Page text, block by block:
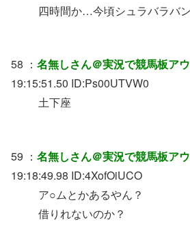
四時間か…今頃シュラバラバ
58 ： 名無しさん＠実況で競馬板ア
19:15:51.50 ID:Ps00UTVW0
土下座
59 ： 名無しさん＠実況で競馬板ア
19:18:49.98 ID:4XofOiUCO
ア○ムとかあるやん？
借りれないのか？